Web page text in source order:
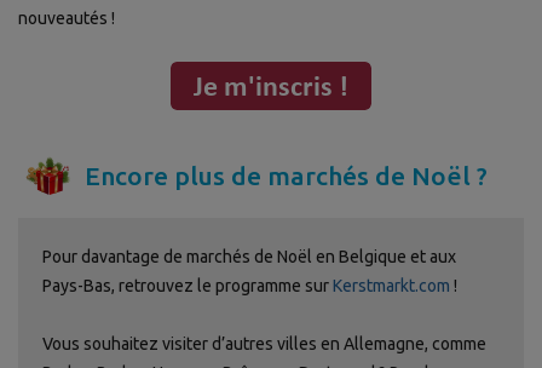
nouveautés !
Encore plus de marchés de Noël ?
Pour davantage de marchés de Noël en Belgique et aux
Pays-Bas, retrouvez le programme surKerstmarkt.com !
Vous souhaitez visiter d’autres villes en Allemagne, comme